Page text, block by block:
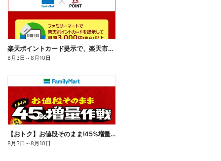
楽天ポイントカード提示で、楽天市場でのお買い物がおトクに!
8月3日 ～8月10日
【おトク】お値段そのまま!45%増量作戦!
8月3日 ～8月10日